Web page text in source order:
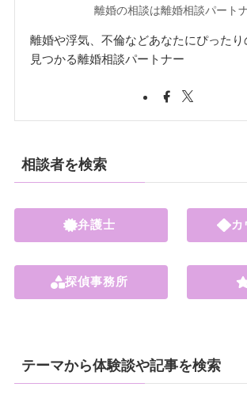
離婚の相談は離婚相談パート
離婚や浮気、不倫などあなたにぴった
見つかる離婚相談パートナー
相談者を検索
弁護士
探偵事務所
カ
テーマから体験談や記事を検索